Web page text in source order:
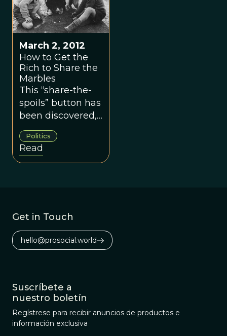
March 2, 2012
How to Get the
Rich to Share the
Marbles
This “share-the-
spoils” button has
been discovered,
in a sense, but it
may turn out to
be harder to press
than Democrats
Politics
Read
Get in Touch
hello@prosocial.world
Suscríbete a
nuestro boletín
Regístrese para recibir anuncios de productos e
información exclusiva